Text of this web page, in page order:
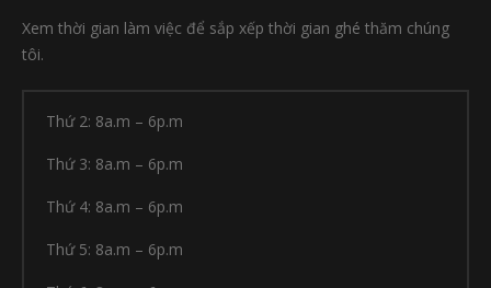
Xem thời gian làm việc để sắp xếp thời gian ghé thăm chúng
tôi.
Thứ 2: 8a.m – 6p.m
Thứ 3: 8a.m – 6p.m
Thứ 4: 8a.m – 6p.m
Thứ 5: 8a.m – 6p.m